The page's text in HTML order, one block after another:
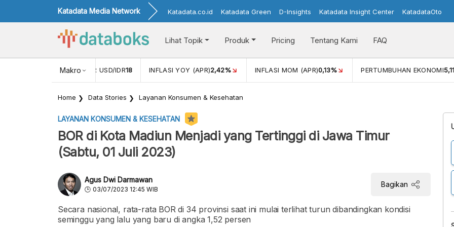
Katadata Media Network Katadata.co.id Katadata Green D-Insights Katadata Insight Center KatadataOto
Lihat Topik Produk Pricing Tentang Kami FAQ
Makro
NILAI TUKAR USD/IDR18 INFLASI YOY (APR)2,42% INFLASI MOM (APR)0,13% PERTUMBUHAN EKONOMI
Home Data Stories Layanan Konsumen & Kesehatan
LAYANAN KONSUMEN & KESEHATAN
BOR di Kota Madiun Menjadi yang Tertinggi di Jawa Timur
(Sabtu, 01 Juli 2023)
Agus Dwi Darmawan
03/07/2023 12:45 WIB
Bagikan
Secara nasional, rata-rata BOR di 34 provinsi saat ini mulai terlihat turun dibandingkan kondisi
seminggu yang lalu yang baru di angka 1,52 persen